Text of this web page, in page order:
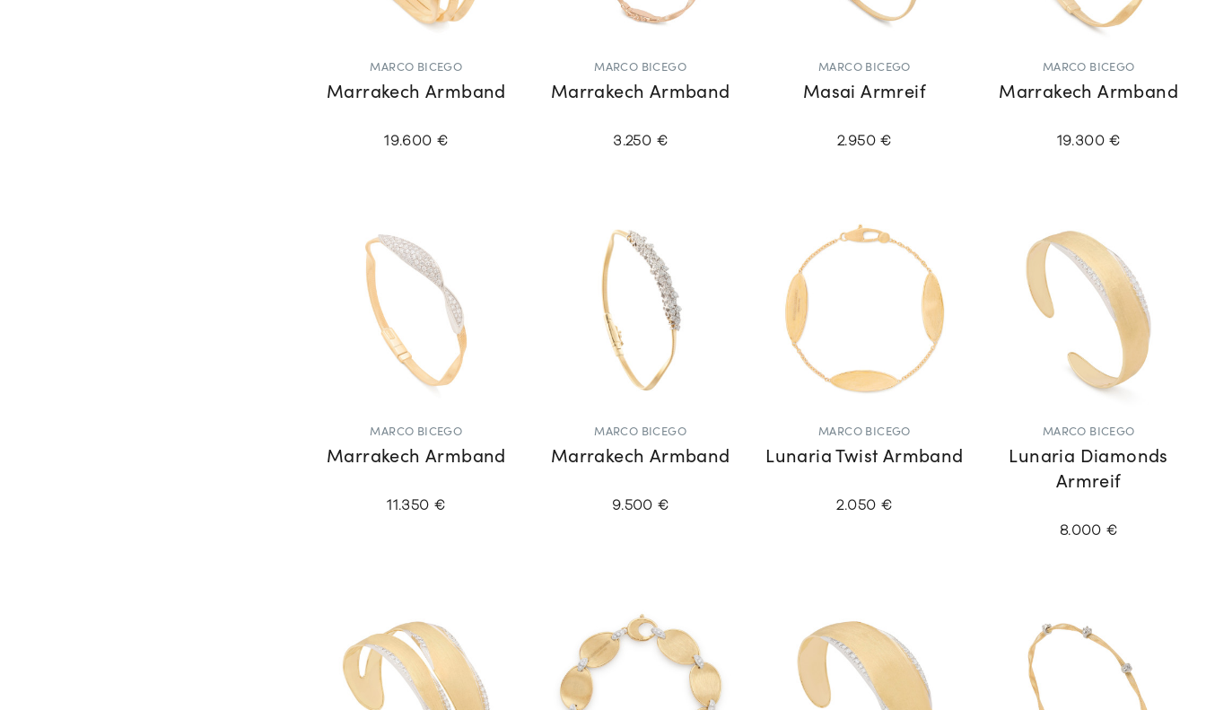
MARCO BICEGO
Marrakech Armband
19.600 €
MARCO BICEGO
Marrakech Armband
3.250 €
MARCO BICEGO
Masai Armreif
2.950 €
MARCO BICEGO
Marrakech Armband
19.300 €
MARCO BICEGO
Marrakech Armband
11.350 €
MARCO BICEGO
Marrakech Armband
9.500 €
MARCO BICEGO
Lunaria Twist Armband
2.050 €
MARCO BICEGO
Lunaria Diamonds
Armreif
8.000 €